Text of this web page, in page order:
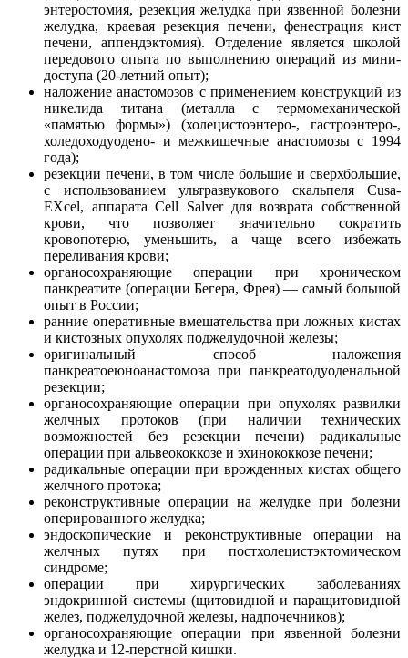
энтеростомия, резекция желудка при язвенной болезни
желудка, краевая резекция печени, фенестрация кист
печени, аппендэктомия). Отделение является школой
передового опыта по выполнению операций из мини-
доступа (20-летний опыт);
наложение анастомозов с применением конструкций из
никелида титана (металла с термомеханической
«памятью формы») (холецистоэнтеро-, гастроэнтеро-,
холедоходуодено- и межкишечные анастомозы с 1994
года);
резекции печени, в том числе большие и сверхбольшие,
с использованием ультразвукового скальпеля Cusa-
EXcel, аппарата Cell Salver для возврата собственной
крови, что позволяет значительно сократить
кровопотерю, уменьшить, а чаще всего избежать
переливания крови;
органосохраняющие операции при хроническом
панкреатите (операции Бегера, Фрея) — самый большой
опыт в России;
ранние оперативные вмешательства при ложных кистах
и кистозных опухолях поджелудочной железы;
оригинальный способ наложения
панкреатоеюноанастомоза при панкреатодуоденальной
резекции;
органосохраняющие операции при опухолях развилки
желчных протоков (при наличии технических
возможностей без резекции печени) радикальные
операции при альвеококкозе и эхинококкозе печени;
радикальные операции при врожденных кистах общего
желчного протока;
реконструктивные операции на желудке при болезни
оперированного желудка;
эндоскопические и реконструктивные операции на
желчных путях при постхолецистэктомическом
синдроме;
операции при хирургических заболеваниях
эндокринной системы (щитовидной и паращитовидной
желез, поджелудочной железы, надпочечников);
органосохраняющие операции при язвенной болезни
желудка и 12-перстной кишки.